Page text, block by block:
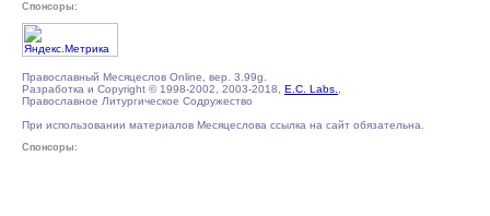
Спонсоры:
Православный Месяцеслов Online, вер. 3.99g.
Разработка и Copyright © 1998-2002, 2003-2018, E.C. Labs.
Православное Литургическое Содружество
При использовании материалов Месяцеслова ссылка на сайт обязательна.
Спонсоры: